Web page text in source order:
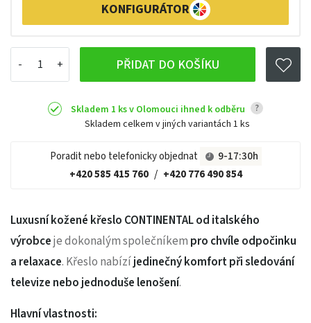
PŘIDAT DO KOŠÍKU
KONFIGURÁTOR
Skladem 1 ks v Olomouci ihned k odběru ?
Skladem celkem v jiných variantách 1 ks
Poradit nebo telefonicky objednat
9-17:30h
+420 585 415 760 / +420 776 490 854
Luxusní kožené křeslo CONTINENTAL od italského
výrobceje dokonalým společníkem pro chvíle odpočinku
a relaxace. Křeslo nabízíjedinečný komfort přisledování
televize nebo jednoduše lenošení.
Hlavní vlastnosti: